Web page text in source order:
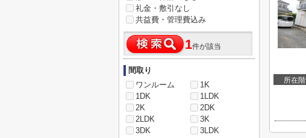
所在階
礼金・敷引なし
共益費・管理費込み
1件が該当
間取り
ワンルーム
1K
1DK
1LDK
2K
2DK
2LDK
3K
3DK
3LDK